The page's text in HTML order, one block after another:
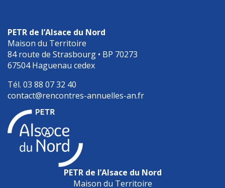
PETR de l’Alsace du Nord
Maison du Territoire
84 route de Strasbourg • BP 70273
67504 Haguenau cedex
Tél. 03 88 07 32 40
contact@rencontres-annuelles-an.fr
PETR de l’Alsace du Nord
Maison du Territoire